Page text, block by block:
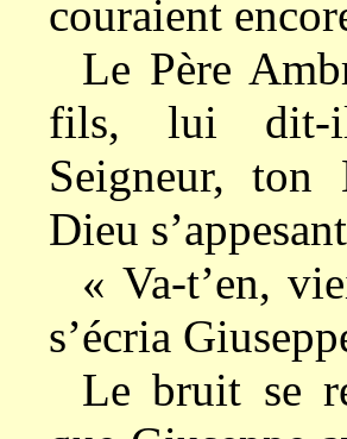
couraient
Le Père
fils, lui dit-
Seigneur,
Dieu
« Va-t’en,
s’écria
Le bruit se